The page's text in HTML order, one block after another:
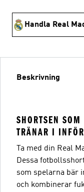
Handla Real
Beskrivning
SHORTSEN
TRÄNAR I
Ta med din Real
Dessa
som spelarna bär
och kombinerar